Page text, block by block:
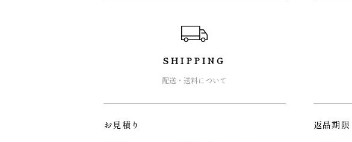
SHIPPING
配送・送料について
お見積り
返品期限